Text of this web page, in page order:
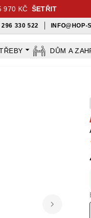
970 KČ ŠETŘIT
296 330 522 INFO@HOP-
DŮM A